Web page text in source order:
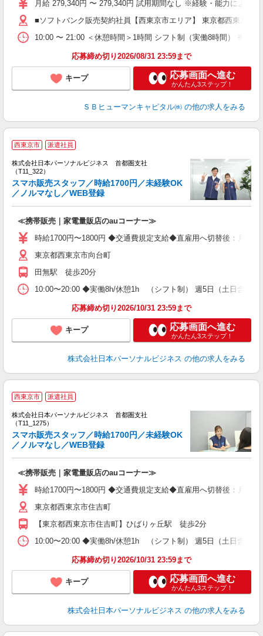
月給 279,340円 〜 279,340円 試用期間なし ※経験・能力による
■ソフトバンク販売契約社員【西東京市エリア】 東京都西東京市
10:00 〜 21:00 ＜休憩時間＞1時間 シフト制（実働8時間） ※営
応募締め切り2026/08/31 23:59まで
キープ 応募画面へ進む
かんたん3ステップ！
ＳＢヒューマンキャピタル㈱ の他の求人をみる
西東京市 派遣社員
株式会社日本パーソナルビジネス 首都圏支社
（T11_322）
スマホ販売スタッフ／時給1700円／未経験OK
／ノルマなし／WEB登録
≪携帯販売｜家電量販店のauコーナー≫
時給1700円〜1800円 ◆交通費規定支給◆直雇用へ切替後：月給
東京都西東京市向台町
田無駅 徒歩20分
10:00〜20:00 ◆実働8h/休憩1h （シフト制） 週5日（土日含む）
応募締め切り2026/10/31 23:59まで
キープ 応募画面へ進む
かんたん3ステップ！
株式会社日本パーソナルビジネス の他の求人をみる
西東京市 派遣社員
株式会社日本パーソナルビジネス 首都圏支社
（T11_1275）
スマホ販売スタッフ／時給1700円／未経験OK
／ノルマなし／WEB登録
≪携帯販売｜家電量販店のauコーナー≫
時給1700円〜1800円 ◆交通費規定支給◆直雇用へ切替後：月給
東京都西東京市住吉町
【東京都西東京市住吉町】ひばりヶ丘駅 徒歩2分
10:00〜20:00 ◆実働8h/休憩1h （シフト制） 週5日（土日含む）
応募締め切り2026/10/31 23:59まで
キープ 応募画面へ進む
かんたん3ステップ！
株式会社日本パーソナルビジネス の他の求人をみる